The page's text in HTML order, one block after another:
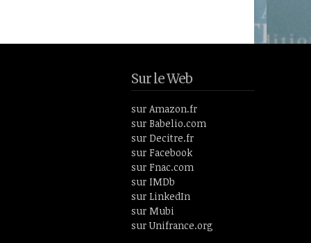
Sur le Web
sur Amazon.fr
sur Babelio.com
sur Decitre.fr
sur Facebook
sur Fnac.com
sur IMDb
sur LinkedIn
sur Mubi
sur Unifrance.org